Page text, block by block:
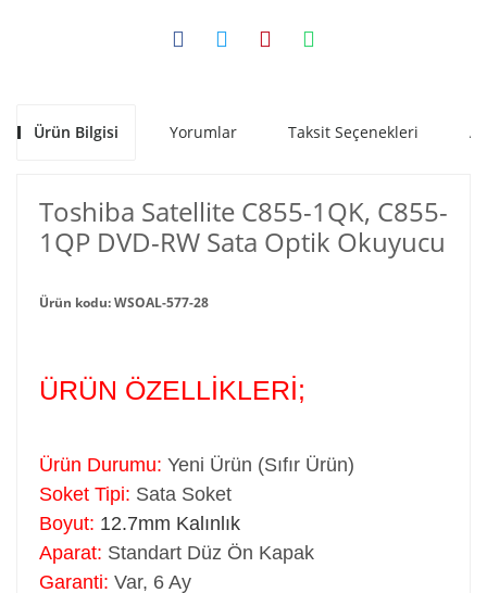
Ürün Bilgisi Yorumlar Taksit Seçenekleri
Toshiba Satellite C855-1QK, C855-
1QP DVD-RW Sata Optik Okuyucu
Ürün kodu: WSOAL-577-28
ÜRÜN ÖZELLİKLERİ;
Ürün Durumu: Yeni Ürün (Sıfır Ürün)
Soket Tipi: Sata Soket
Boyut: 12.7mm Kalınlık
Aparat: Standart Düz Ön Kapak
Garanti: Var, 6 Ay